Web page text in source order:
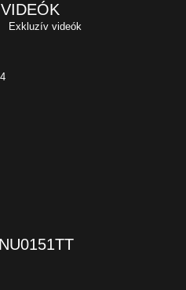
VIDEÓK
Exkluzív videók